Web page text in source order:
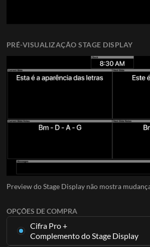
OPÇÕES DE COMPRA
Cifra Pro +
Complemento do Stage Display
PRÉ-VISUALIZAÇÃO STAGE DISPLAY
Preview do Stage Display não mostra